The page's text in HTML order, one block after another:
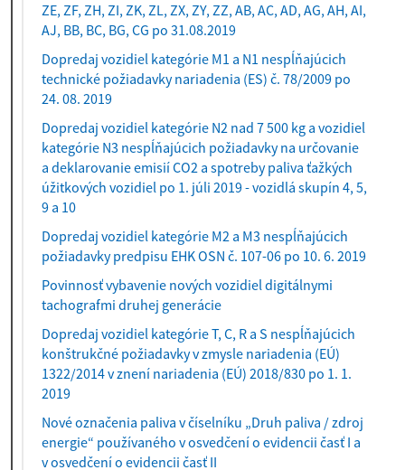
ZE, ZF, ZH, ZI, ZK, ZL, ZX, ZY, ZZ, AB, AC, AD, AG, AH, AI,
AJ, BB, BC, BG, CG po 31.08.2019
Dopredaj vozidiel kategórie M1 a N1 nespĺňajúcich
technické požiadavky nariadenia (ES) č. 78/2009 po
24. 08. 2019
Dopredaj vozidiel kategórie N2 nad 7 500 kg a vozidiel
kategórie N3 nespĺňajúcich požiadavky na určovanie
a deklarovanie emisií CO2 a spotreby paliva ťažkých
úžitkových vozidiel po 1. júli 2019 - vozidlá skupín 4, 5,
9 a 10
Dopredaj vozidiel kategórie M2 a M3 nespĺňajúcich
požiadavky predpisu EHK OSN č. 107-06 po 10. 6. 2019
Povinnosť vybavenie nových vozidiel digitálnymi
tachografmi druhej generácie
Dopredaj vozidiel kategórie T, C, R a S nespĺňajúcich
konštrukčné požiadavky v zmysle nariadenia (EÚ)
1322/2014 v znení nariadenia (EÚ) 2018/830 po 1. 1.
2019
Nové označenia paliva v číselníku „Druh paliva / zdroj
energie“ používaného v osvedčení o evidencii časť I a
v osvedčení o evidencii časť II